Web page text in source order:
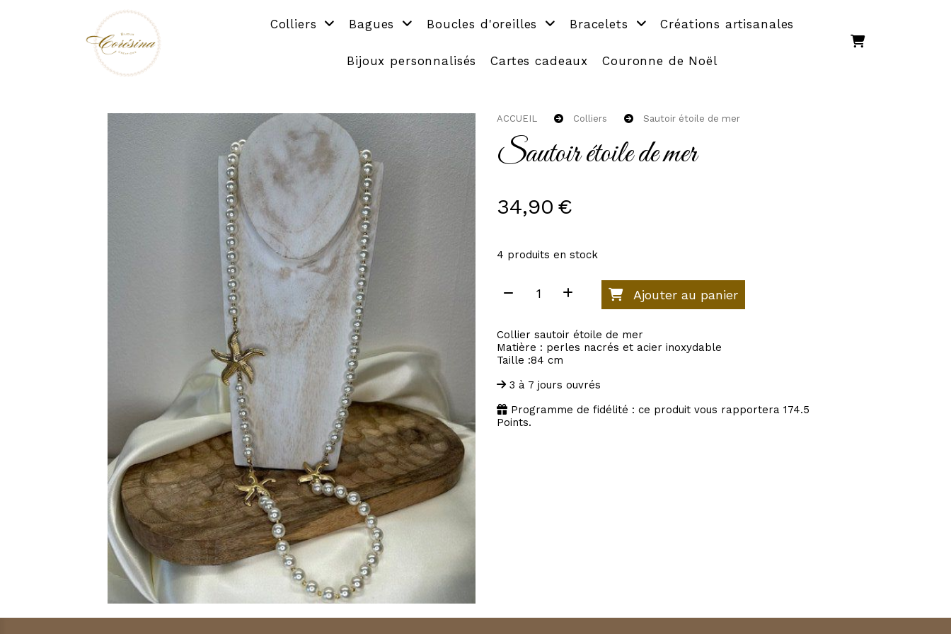
Colliers Bagues Boucles d'oreilles Bracelets Créations artisanales
Bijoux personnalisés Cartes cadeaux Couronne de Noël
ACCUEIL Colliers Sautoir étoile de mer
Sautoir étoile de mer
34,90 €
4 produits en stock
Ajouter au panier
Collier sautoir étoile de mer
Matière : perles nacrés et acier inoxydable
Taille :84 cm
3 à 7 jours ouvrés
Programme de fidélité : ce produit vous rapportera 174.5
Points.